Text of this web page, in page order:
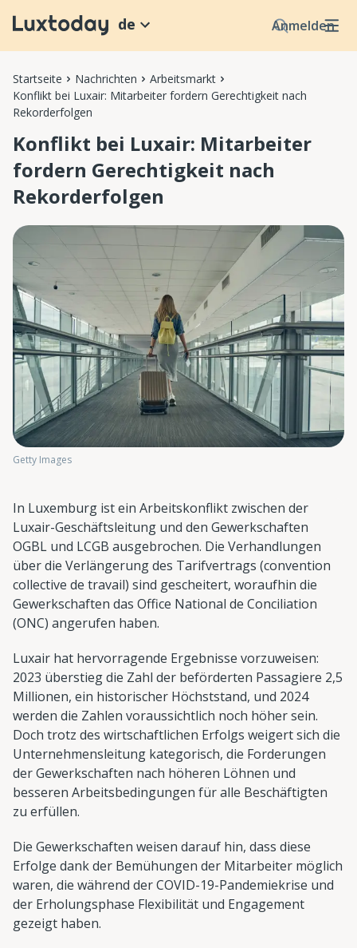
Anmelden
de
Startseite Nachrichten
Arbeitsmarkt
Konflikt bei Luxair: Mitarbeiter fordern Gerechtigkeit nach
Rekorderfolgen
Konflikt bei Luxair: Mitarbeiter
fordern Gerechtigkeit nach
Rekorderfolgen
Getty Images
In Luxemburg ist ein Arbeitskonflikt zwischen der
Luxair-Geschäftsleitung und den Gewerkschaften
OGBL und LCGB ausgebrochen. Die Verhandlungen
über die Verlängerung des Tarifvertrags (convention
collective de travail) sind gescheitert, woraufhin die
Gewerkschaften das Office National de Conciliation
(ONC) angerufen haben.
Luxair hat hervorragende Ergebnisse vorzuweisen:
2023 überstieg die Zahl der beförderten Passagiere 2,5
Millionen, ein historischer Höchststand, und 2024
werden die Zahlen voraussichtlich noch höher sein.
Doch trotz des wirtschaftlichen Erfolgs weigert sich die
Unternehmensleitung kategorisch, die Forderungen
der Gewerkschaften nach höheren Löhnen und
besseren Arbeitsbedingungen für alle Beschäftigten
zu erfüllen.
Die Gewerkschaften weisen darauf hin, dass diese
Erfolge dank der Bemühungen der Mitarbeiter möglich
waren, die während der COVID-19-Pandemiekrise und
der Erholungsphase Flexibilität und Engagement
gezeigt haben.